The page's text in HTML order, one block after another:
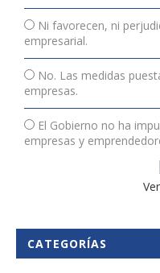
Ni favorecen, ni
empresarial.
No. Las medidas
empresas.
El Gobierno no ha
empresas y
CATEGORÍAS